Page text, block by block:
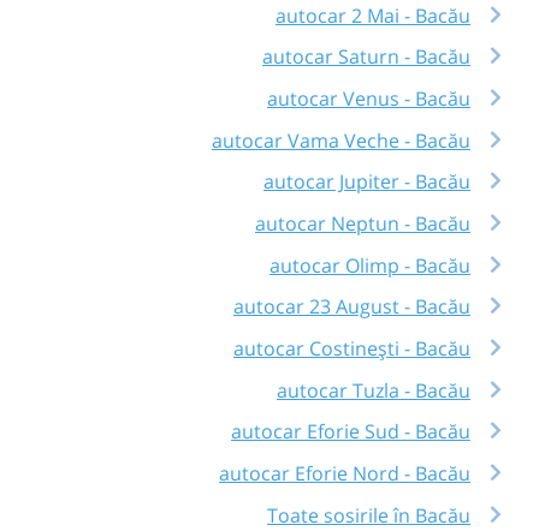
autocar 2 Mai - Bacău
autocar Saturn - Bacău
autocar Venus - Bacău
autocar Vama Veche - Bacău
autocar Jupiter - Bacău
autocar Neptun - Bacău
autocar Olimp - Bacău
autocar 23 August - Bacău
autocar Costinești - Bacău
autocar Tuzla - Bacău
autocar Eforie Sud - Bacău
autocar Eforie Nord - Bacău
Toate sosirile în Bacău